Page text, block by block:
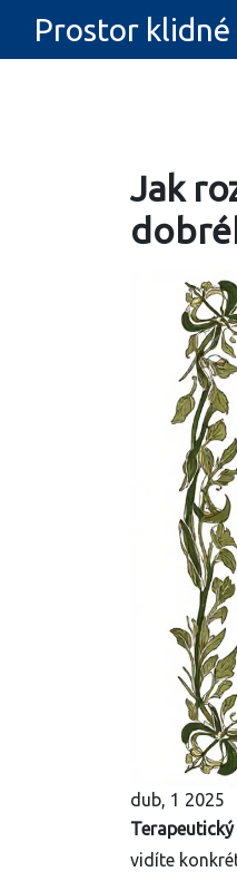
Prostor klidné
Jak
dub, 1 2025
vidíte